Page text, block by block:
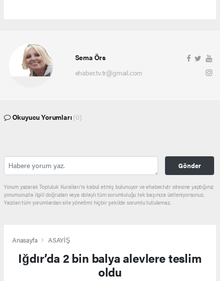
Sema Örs
ehaber.tv.tr@gmail.com
Okuyucu Yorumları (0)
Gönder
Yorum yazarak Topluluk Kuralları’nı kabul etmiş bulunuyor ve ehaber.tv.tr sitesine yaptığınız
yorumunuzla ilgili doğrudan veya dolaylı tüm sorumluluğu tek başınıza üstleniyorsunuz.
Yazılan tüm yorumlardan site yönetimi hiçbir şekilde sorumlu tutulamaz.
Anasayfa ASAYİŞ
Iğdır’da 2 bin balya alevlere teslim
oldu